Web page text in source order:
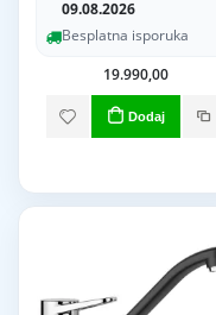
09.08.2026
Besplatna isporuka
19.990,00
Dodaj